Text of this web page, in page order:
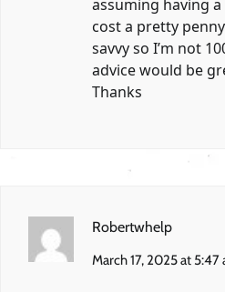
assuming having
cost a pretty
savvy so I’m not
advice would be
Thanks
Robertwhelp
March 17, 2025 at 5:47